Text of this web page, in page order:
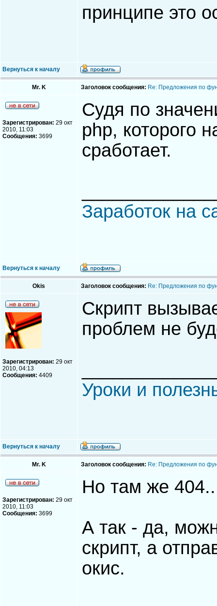
принципе это
Вернуться к началу
Mr. K Заголовок сообщения: Re: Предложения по
Зарегистрирован: 29 окт
2010, 11:03
Сообщения: 3699
Судя по
php, которого
сработает.
Заработок на
Вернуться к началу
Okis Заголовок сообщения: Re: Предложения по
Зарегистрирован: 29 окт
2010, 04:13
Сообщения: 4409
Скрипт
проблем не
Уроки и
Вернуться к началу
Mr. K Заголовок сообщения: Re: Предложения по
Зарегистрирован: 29 окт
2010, 11:03
Сообщения: 3699
Но там же
А так - да,
скрипт, а
окис.